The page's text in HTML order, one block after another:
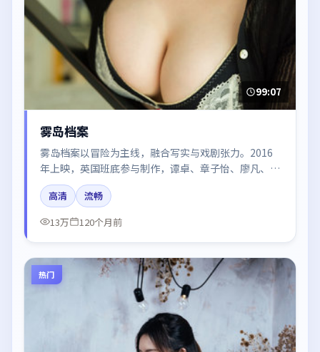
99:07
雾岛档案
雾岛档案以冒险为主线，融合写实与戏剧张力。2016
年上映，英国班底参与制作，谭卓、章子怡、廖凡、梁
朝伟在片中呈现细腻表演，影像风格统一，配乐与剪辑
强化了情绪曲线。
高清
流畅
13万
120个月前
热门